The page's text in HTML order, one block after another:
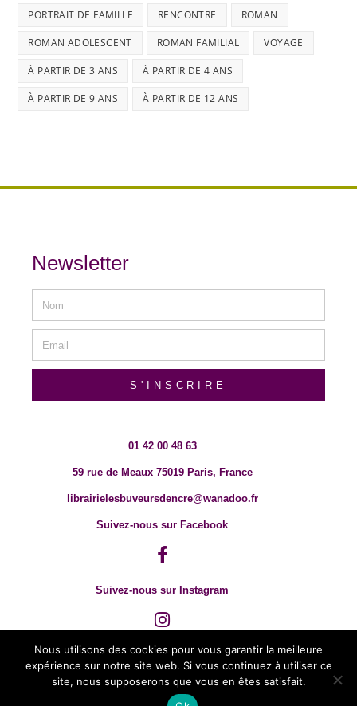
PORTRAIT DE FAMILLE RENCONTRE ROMAN
ROMAN ADOLESCENT ROMAN FAMILIAL VOYAGE
À PARTIR DE 3 ANS À PARTIR DE 4 ANS
À PARTIR DE 9 ANS À PARTIR DE 12 ANS
Newsletter
S'INSCRIRE
01 42 00 48 63
59 rue de Meaux 75019 Paris, France
librairielesbuveursdencre@wanadoo.fr
Suivez-nous sur Facebook
Suivez-nous sur Instagram
Nous utilisons des cookies pour vous garantir la meilleure
expérience sur notre site web. Si vous continuez à utiliser ce
site, nous supposerons que vous en êtes satisfait.